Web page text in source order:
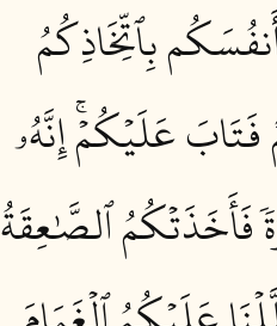
بِٱتِّخَاذِكُمُ
فَتَابَ عَلَيۡكُمۡۚ إِنَّهُۥ
فَأَخَذَتۡكُمُ ٱلصَّٰعِقَةُ